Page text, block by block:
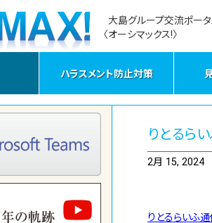
大島グループ交流ポータ
〈オーシマックス!〉
ハラスメント防止対策
りとるら
2月 15, 2024
りとるらいふ